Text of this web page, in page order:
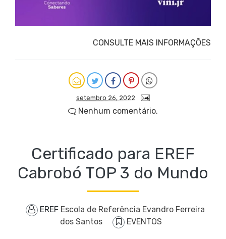
CONSULTE MAIS INFORMAÇÕES
setembro 26, 2022
Nenhum comentário.
Certificado para EREF
Cabrobó TOP 3 do Mundo
EREF Escola de Referência Evandro Ferreira
dos Santos
EVENTOS